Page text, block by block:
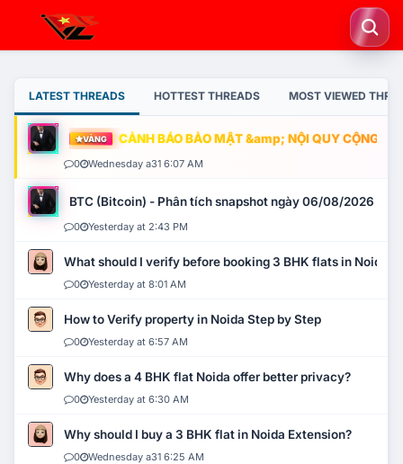
LATEST THREADS HOTTEST THREADS MOST VIEWED
VÀNG CẢNH BÁO BẢO MẬT &amp; NỘI QUY CỘNG
0 Wednesday a31 6:07 AM
BTC (Bitcoin) - Phân tích snapshot ngày 06/08/2026
0 Yesterday at 2:43 PM
What should I verify before booking 3 BHK flats in Noida?
0 Yesterday at 8:01 AM
How to Verify property in Noida Step by Step
0 Yesterday at 6:57 AM
Why does a 4 BHK flat Noida offer better privacy?
0 Yesterday at 6:30 AM
Why should I buy a 3 BHK flat in Noida Extension?
0 Wednesday a31 6:25 AM